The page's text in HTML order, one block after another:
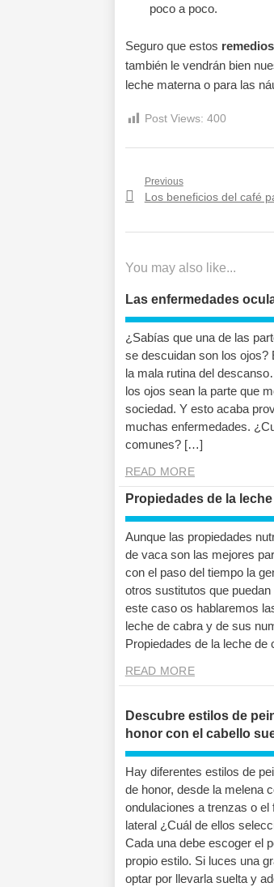
poco a poco.
Seguro que estos
también le vendrán bien
leche materna o para las
Post Views: 400
Navegación
Previous
Previous
Los beneficios del café
You may also like...
Las enfermedades
¿Sabías que una de las
se descuidan son los ojos?
la mala rutina del
los ojos sean la parte que
sociedad. Y esto acaba
muchas enfermedades.
comunes? […]
READ MORE
Propiedades de la
Aunque las propiedades
de vaca son las mejores
con el paso del tiempo la
otros sustitutos que
este caso os hablaremos
leche de cabra y de sus
Propiedades de la leche
READ MORE
Descubre estilos de
honor con el cabello
Hay diferentes estilos de
de honor, desde la melena
ondulaciones a trenzas o el
lateral ¿Cuál de ellos
Cada una debe escoger el
propio estilo. Si luces una
optar por llevarla suelta y